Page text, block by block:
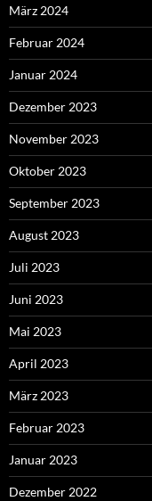
März 2024
Februar 2024
Januar 2024
Dezember 2023
November 2023
Oktober 2023
September 2023
August 2023
Juli 2023
Juni 2023
Mai 2023
April 2023
März 2023
Februar 2023
Januar 2023
Dezember 2022